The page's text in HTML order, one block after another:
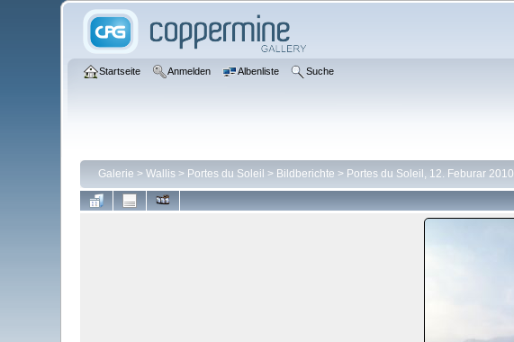
Startseite Anmelden Albenliste Suche
Galerie > Wallis> Portes du Soleil > Bildberichte > Portes du Soleil, 12. Feburar 2010